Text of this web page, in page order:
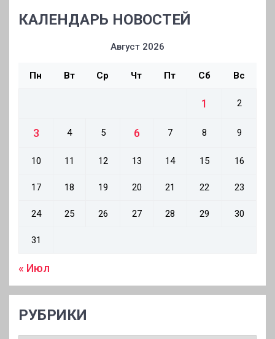
КАЛЕНДАРЬ НОВОСТЕЙ
Август 2026
Пн Вт Ср Чт Пт Сб Вс
1 2
3 4 5 6 7 8 9
10 11 12 13 14 15 16
17 18 19 20 21 22 23
24 25 26 27 28 29 30
31
« Июл
РУБРИКИ